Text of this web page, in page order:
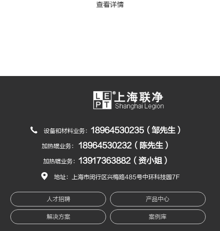
查看详情
设备和材料业务： 18964530235（邹先生）
加热辊业务： 18964530232（陈先生）
加热辊业务： 13917363882（资小姐）
地址：上海市闵行区兴梅路485号中环科技园7F
人才招聘 产品中心
解决方案 案例库